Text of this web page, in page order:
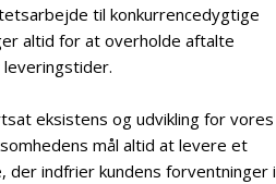
til konkurrencedygtige
altid for at overholde aftalte
eksistens og udvikling for vores
mål altid at levere et
der indfrier kundens forventninger i